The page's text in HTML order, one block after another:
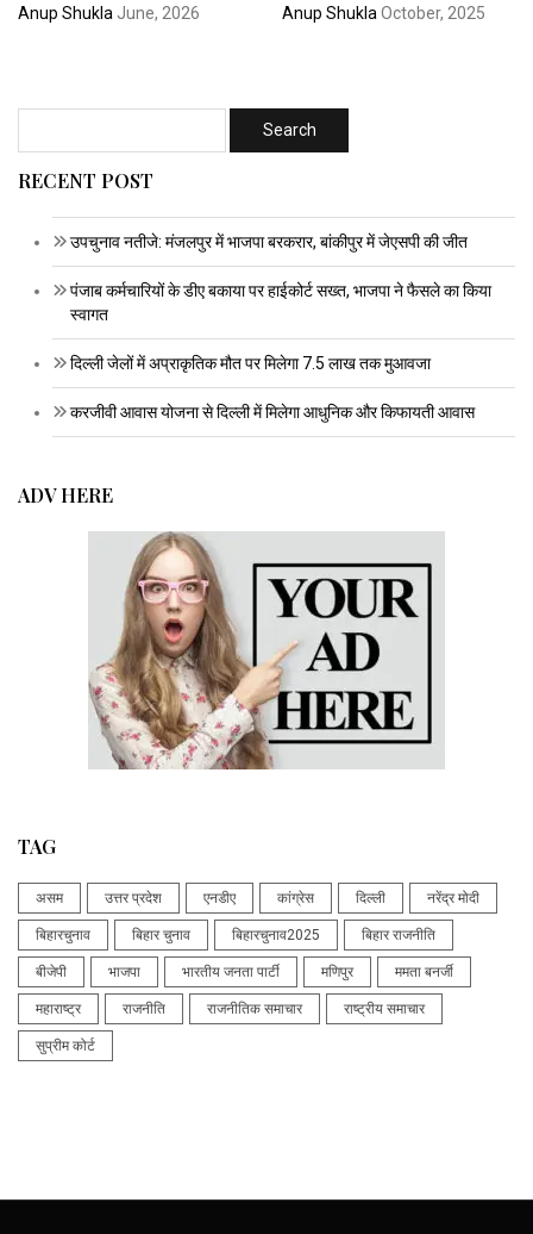
Anup Shukla June, 2026 Anup Shukla October, 2025
RECENT POST
उपचुनाव नतीजे: मंजलपुर में भाजपा बरकरार, बांकीपुर में जेएसपी की जीत
पंजाब कर्मचारियों के डीए बकाया पर हाईकोर्ट सख्त, भाजपा ने फैसले का किया
स्वागत
दिल्ली जेलों में अप्राकृतिक मौत पर मिलेगा 7.5 लाख तक मुआवजा
करजीवी आवास योजना से दिल्ली में मिलेगा आधुनिक और किफायती आवास
ADV HERE
TAG
असम उत्तर प्रदेश एनडीए कांग्रेस दिल्ली नरेंद्र मोदी
बिहारचुनाव बिहार चुनाव बिहारचुनाव2025 बिहार राजनीति
बीजेपी भाजपा भारतीय जनता पार्टी मणिपुर ममता बनर्जी
महाराष्ट्र राजनीति राजनीतिक समाचार राष्ट्रीय समाचार
सुप्रीम कोर्ट